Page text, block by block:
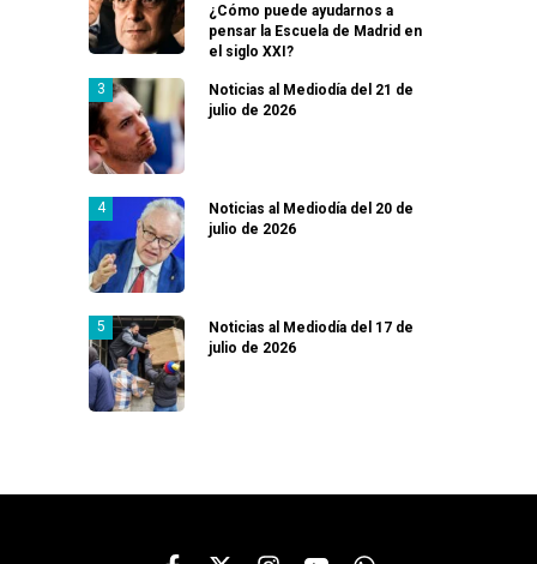
¿Cómo puede ayudarnos a
pensar la Escuela de Madrid en
el siglo XXI?
Noticias al Mediodía del 21 de
julio de 2026
Noticias al Mediodía del 20 de
julio de 2026
Noticias al Mediodía del 17 de
julio de 2026